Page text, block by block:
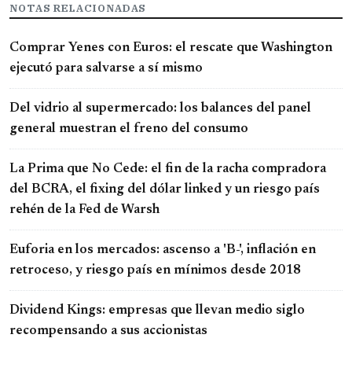
NOTAS RELACIONADAS
Comprar Yenes con Euros: el rescate que Washington
ejecutó para salvarse a sí mismo
Del vidrio al supermercado: los balances del panel
general muestran el freno del consumo
La Prima que No Cede: el fin de la racha compradora
del BCRA, el fixing del dólar linked y un riesgo país
rehén de la Fed de Warsh
Euforia en los mercados: ascenso a 'B-', inflación en
retroceso, y riesgo país en mínimos desde 2018
Dividend Kings: empresas que llevan medio siglo
recompensando a sus accionistas